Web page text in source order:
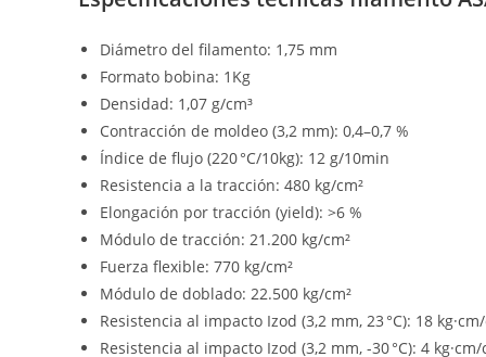
Diámetro del filamento: 1,75 mm
Formato bobina: 1Kg
Densidad: 1,07 g/cm³
Contracción de moldeo (3,2 mm): 0,4–0,7 %
Índice de flujo (220 °C/10kg): 12 g/10min
Resistencia a la tracción: 480 kg/cm²
Elongación por tracción (yield): >6 %
Módulo de tracción: 21.200 kg/cm²
Fuerza flexible: 770 kg/cm²
Módulo de doblado: 22.500 kg/cm²
Resistencia al impacto Izod (3,2 mm, 23 °C): 18
Resistencia al impacto Izod (3,2 mm, -30 °C): 4 kg·cm/